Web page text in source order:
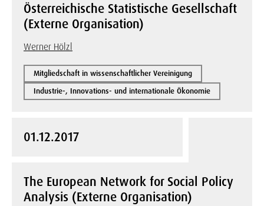
Österreichische Statistische Gesellschaft
(Externe Organisation)
Werner Hölzl
Mitgliedschaft in wissenschaftlicher Vereinigung
Industrie-, Innovations- und internationale Ökonomie
01.12.2017
The European Network for Social Policy
Analysis (Externe Organisation)